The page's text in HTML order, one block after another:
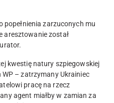
popełnienia zarzuconych mu
aresztowanie został
kwestię natury szpiegowskiej
– zatrzymany Ukrainiec
pracę na rzecz
agent miałby w zamian za